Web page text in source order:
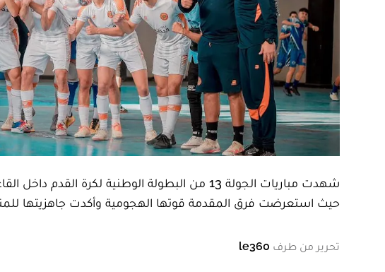
شهدت مباريات الجولة 13 من البطولة الوطنية
حيث استعرضت فرق المقدمة قوتها الهجومية وأكدت جاهزيتها
تحرير من طرف le360